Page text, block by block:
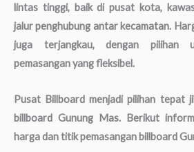
lintas tinggi, baik di pusat kota,
jalur penghubung antar kecamatan.
juga terjangkau, dengan pilihan
pemasangan yang fleksibel.
Pusat Billboard menjadi pilihan tepat
billboard Gunung Mas. Berikut
harga dan titik pemasangan billboard